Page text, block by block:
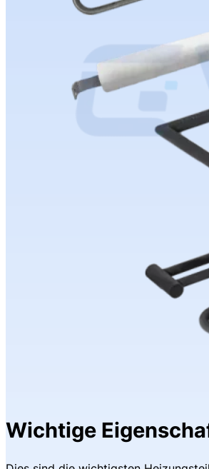
Wichtige